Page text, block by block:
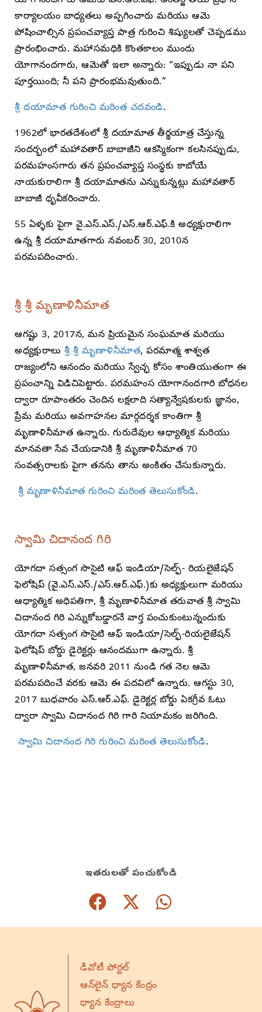
కార్యాలయం బాధ్యతలు అప్పగించారు మరియు ఆమె
పోషించాల్సిన ప్రపంచవ్యాప్త పాత్ర గురించి శిష్యులతో చెప్పడము
ప్రారంభించారు. మహాసమధికి కొంతకాలం ముందు
యోగానందగారు, ఆమెతో ఇలా అన్నారు: “ఇప్పుడు నా పని
పూర్తయింది; నీ పని ప్రారంభమవుతుంది.”
శ్రీ దయామాత గురించి మరింత చదవండి.
1962లో భారతదేశంలో శ్రీ దయామాత తీర్థయాత్ర చేస్తున్న
సందర్భంలో మహావతార్ బాబాజీని ఆకస్మికంగా కలసినప్పుడు,
పరమహంసగారు తన ప్రపంచవ్యాప్త సంస్థకు కాబోయే
నాయకురాలిగా శ్రీ దయామాతను ఎన్నుకున్నట్లు మహావతార్
బాబాజీ ధృవీకరించారు.
55 ఏళ్ళకు పైగా వై.ఎస్.ఎస్./ఎస్.ఆర్.ఎఫ్.కి అధ్యక్షురాలిగా
ఉన్న శ్రీ దయామాతగారు నవంబర్ 30, 2010న
పరమపదించారు.
శ్రీ శ్రీ మృణాళినీమాత
ఆగష్టు 3, 2017న, మన ప్రియమైన సంఘమాత మరియు
అధ్యక్షురాలు శ్రీ శ్రీ మృణాళినీమాత, పరమాత్మ శాశ్వత
రాజ్యంలోని ఆనందం మరియు స్వేచ్ఛ కోసం శాంతియుతంగా ఈ
ప్రపంచాన్ని విడిచిపెట్టారు. పరమహంస యోగానందగారి బోధనల
ద్వారా రూపాంతరం చెందిన లక్షలాది సత్యాన్వేషకులకు జ్ఞానం,
ప్రేమ మరియు అవగాహనల మార్గదర్శక కాంతిగా శ్రీ
మృణాళినీమాత ఉన్నారు. గురుదేవుల ఆధ్యాత్మిక మరియు
మానవతా సేవ చేయడానికి శ్రీ మృణాళినీమాత 70
సంవత్సరాలకు పైగా తనను తాను అంకితం చేసుకున్నారు.
శ్రీ మృణాళినీమాత గురించి మరింత తెలుసుకోండి.
స్వామి చిదానంద గిరి
యోగదా సత్సంగ సొసైటి ఆఫ్ ఇండియా/సెల్ఫ్- రియలైజేషన్
ఫెలోషిప్ (వై.ఎస్.ఎస్./ఎస్.ఆర్.ఎఫ్.)కు అధ్యక్షులుగా మరియు
ఆధ్యాత్మిక అధిపతిగా, శ్రీ మృణాళినీమాత తరువాత శ్రీ స్వామి
చిదానంద గిరి ఎన్నుకోబడ్డారనే వార్త పంచుకుంటున్నందుకు
యోగదా సత్సంగ సొసైటి ఆఫ్ ఇండియా/సెల్ఫ్-రియలైజేషన్
ఫెలోషిప్ బోర్డు డైరెక్టర్లు ఆనందముగా ఉన్నారు. శ్రీ
మృణాళినీమాత, జనవరి 2011 నుండి గత నెల ఆమె
పరమపదించే వరకు ఆమె ఈ పదవిలో ఉన్నారు. ఆగస్టు 30,
2017 బుధవారం ఎస్‌.ఆర్‌.ఎఫ్. డైరెక్టర్ల బోర్డు ఏకగ్రీవ ఓటు
ద్వారా స్వామి చిదానంద గిరి గారి నియామకం జరిగింది.
స్వామి చిదానంద గిరి గురించి మరింత తెలుసుకోండి.
ఇతరులతో పంచుకోండి
డీవోటీ పోర్టల్
ఆన్‌లైన్ ధ్యాన కేంద్రం
ధ్యాన కేంద్రాలు